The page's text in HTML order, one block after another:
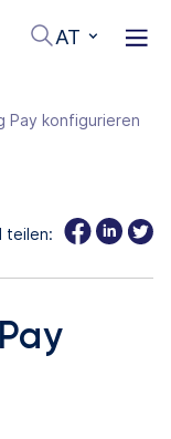
AT
Pay konfigurieren
teilen: